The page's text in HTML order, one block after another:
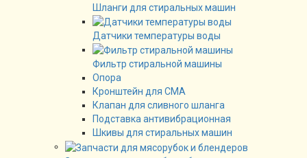
Шланги для стиральных машин
Датчики температуры воды
Фильтр стиральной машины
Опора
Кронштейн для СМА
Клапан для сливного шланга
Подставка антивибрационная
Шкивы для стиральных машин